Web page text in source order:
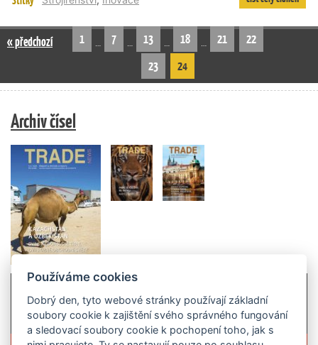
« předchozí 1 … 7 … 13 … 18 … 21
22
23
24
Archiv čísel
Používáme cookies
Dobrý den, tyto webové stránky používají základní
soubory cookie k zajištění svého správného fungování
a sledovací soubory cookie k pochopení toho, jak s